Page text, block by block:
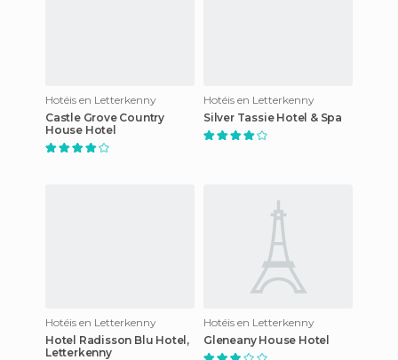
Hotéis en Letterkenny
Castle Grove Country
House Hotel
Hotéis en Letterkenny
Silver Tassie Hotel & Spa
Hotéis en Letterkenny
Hotel Radisson Blu Hotel,
Letterkenny
Hotéis en Letterkenny
Gleneany House Hotel